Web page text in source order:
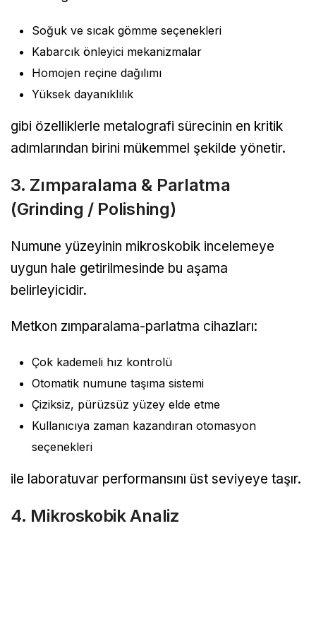
Soğuk ve sıcak gömme seçenekleri
Kabarcık önleyici mekanizmalar
Homojen reçine dağılımı
Yüksek dayanıklılık
gibi özelliklerle metalografi sürecinin en kritik
adımlarından birini mükemmel şekilde yönetir.
3. Zımparalama & Parlatma
(Grinding / Polishing)
Numune yüzeyinin mikroskobik incelemeye
uygun hale getirilmesinde bu aşama
belirleyicidir.
Metkon zımparalama-parlatma cihazları:
Çok kademeli hız kontrolü
Otomatik numune taşıma sistemi
Çiziksiz, pürüzsüz yüzey elde etme
Kullanıcıya zaman kazandıran otomasyon
seçenekleri
ile laboratuvar performansını üst seviyeye taşır.
4. Mikroskobik Analiz